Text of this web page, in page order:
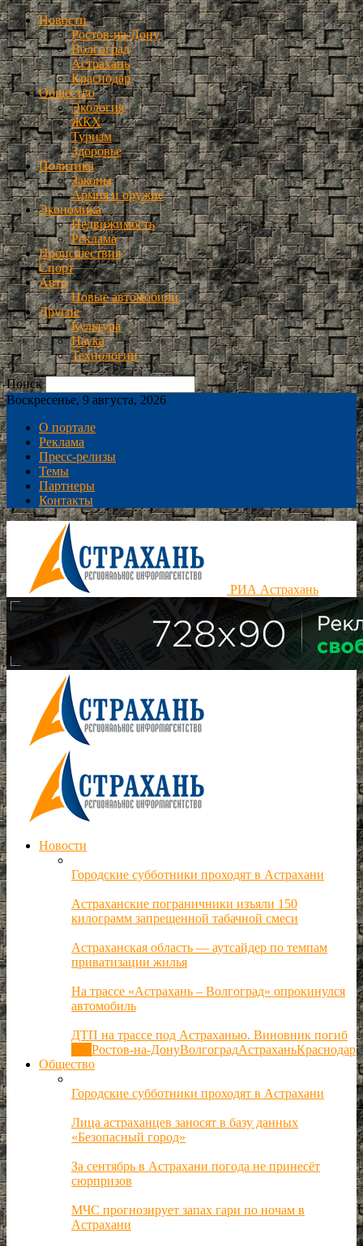
Новости
Ростов-на-Дону
Волгоград
Астрахань
Краснодар
Общество
Экология
ЖКХ
Туризм
Здоровье
Политика
Законы
Армия и оружие
Экономика
Недвижимость
Реклама
Происшествия
Спорт
Авто
Новые автомобили
Другие
Культура
Наука
Технологии
Поиск
Воскресенье, 9 августа, 2026
О портале
Реклама
Пресс-релизы
Темы
Партнеры
Контакты
РИА Астрахань
Новости
Городские субботники проходят в Астрахани
Астраханские пограничники изъяли 150
килограмм запрещенной табачной смеси
Астраханская область — аутсайдер по темпам
приватизации жилья
На трассе «Астрахань – Волгоград» опрокинулся
автомобиль
ДТП на трассе под Астраханью. Виновник погиб
Ростов-на-ДонуВолгоградАстраханьКраснодар
Общество
Городские субботники проходят в Астрахани
Лица астраханцев заносят в базу данных
«Безопасный город»
За сентябрь в Астрахани погода не принесёт
сюрпризов
МЧС прогнозирует запах гари по ночам в
Астрахани